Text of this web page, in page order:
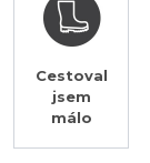
Cestoval
jsem
málo